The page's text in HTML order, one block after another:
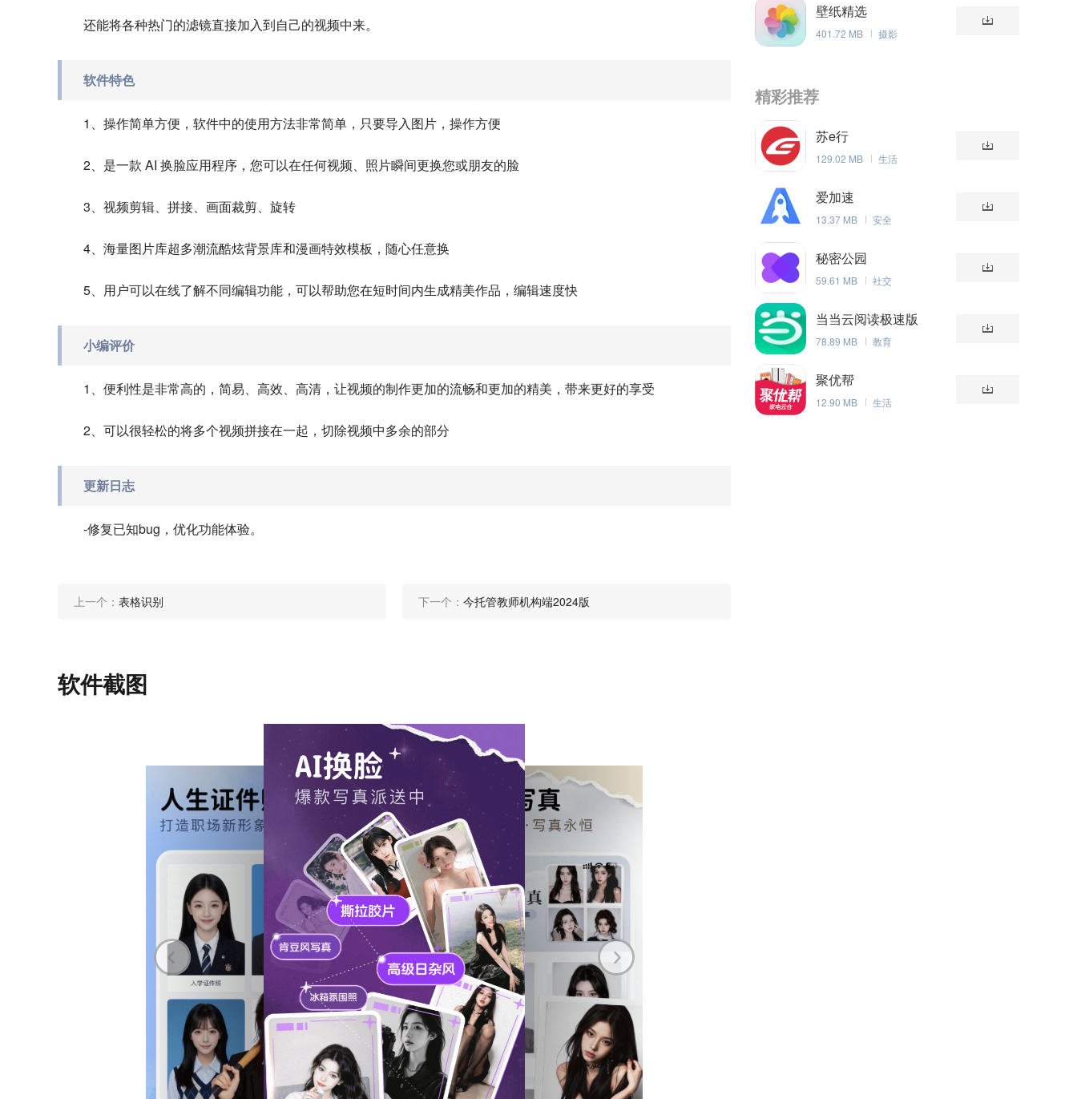
还能将各种热门的滤镜直接加入到自己的视频中来。
软件特色
1、操作简单方便，软件中的使用方法非常简单，只要导入图片，操作方便
2、是一款 AI 换脸应用程序，您可以在任何视频、照片瞬间更换您或朋友的脸
3、视频剪辑、拼接、画面裁剪、旋转
4、海量图片库超多潮流酷炫背景库和漫画特效模板，随心任意换
5、用户可以在线了解不同编辑功能，可以帮助您在短时间内生成精美作品，编辑速度快
小编评价
1、便利性是非常高的，简易、高效、高清，让视频的制作更加的流畅和更加的精美，带来更好的享受
2、可以很轻松的将多个视频拼接在一起，切除视频中多余的部分
更新日志
-修复已知bug，优化功能体验。
上一个： 表格识别 下一个： 今托管教师机构端2024版
软件截图
壁纸精选
401.72 MB 摄影
精彩推荐
苏e行
129.02 MB 生活
爱加速
13.37 MB 安全
秘密公园
59.61 MB 社交
当当云阅读极速版
78.89 MB 教育
聚优帮
12.90 MB 生活